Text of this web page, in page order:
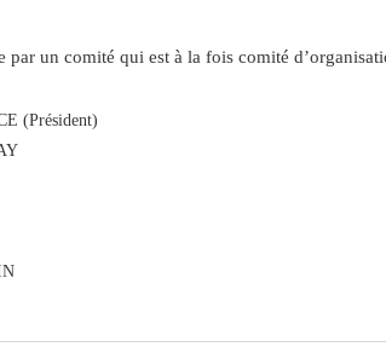
par un comité qui est à la fois comité
(Président)